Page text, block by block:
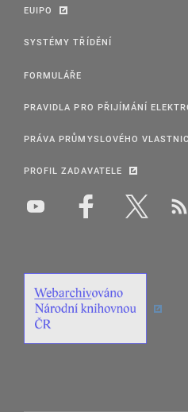
EUIPO
SYSTÉMY TŘÍDĚNÍ
FORMULÁŘE
PRAVIDLA PRO PŘIJÍMÁNÍ
PRÁVA PRŮMYSLOVÉHO
PROFIL ZADAVATELE